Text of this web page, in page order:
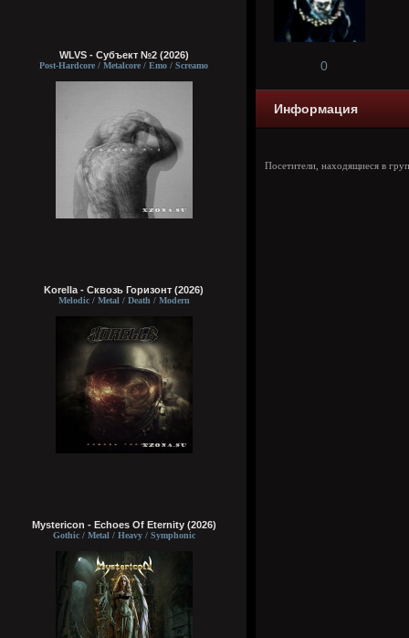
WLVS - Субъект №2 (2026)
Post-Hardcore / Metalcore / Emo / Screamo
Korella - Сквозь Горизонт (2026)
Melodic / Metal / Death / Modern
Mystericon - Echoes Of Eternity (2026)
Gothic / Metal / Heavy / Symphonic
0
Информация
Посетители, находящиеся в